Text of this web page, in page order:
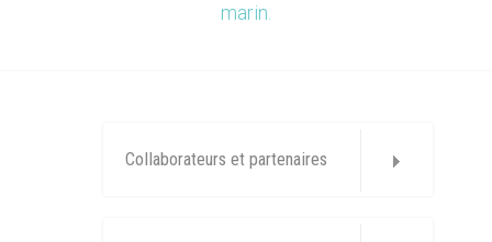
marin.
Collaborateurs et partenaires